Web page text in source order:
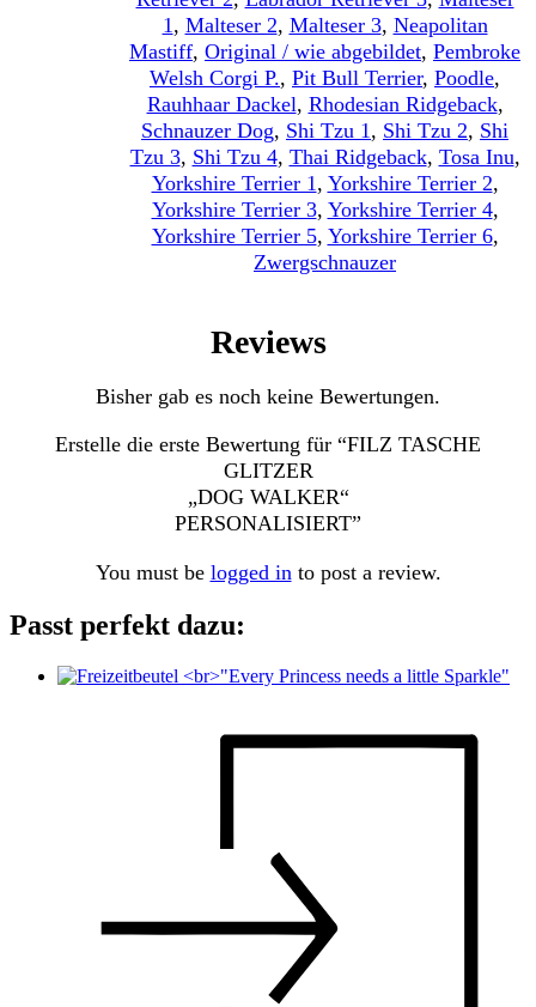
1, Malteser 2, Malteser 3, Neapolitan
Mastiff, Original / wie abgebildet, Pembroke
Welsh Corgi P., Pit Bull Terrier, Poodle,
Rauhhaar Dackel, Rhodesian Ridgeback,
Schnauzer Dog, Shi Tzu 1, Shi Tzu 2, Shi
Tzu 3, Shi Tzu 4, Thai Ridgeback, Tosa Inu,
Yorkshire Terrier 1, Yorkshire Terrier 2,
Yorkshire Terrier 3, Yorkshire Terrier 4,
Yorkshire Terrier 5, Yorkshire Terrier 6,
Zwergschnauzer
Reviews
Bisher gab es noch keine Bewertungen.
Erstelle die erste Bewertung für “FILZ TASCHE
GLITZER
„DOG WALKER“
PERSONALISIERT”
You must be logged into post a review.
Passt perfekt dazu: